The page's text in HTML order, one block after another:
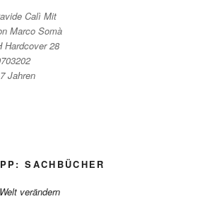
Calì Mit
Marco Somà
Hardcover 28
Jahren
SACHBÜCHER